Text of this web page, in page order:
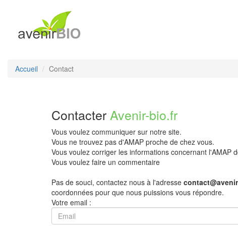
Accueil Contact
Contacter Avenir-bio.fr
Vous voulez communiquer sur notre site.
Vous ne trouvez pas d'AMAP proche de chez vous.
Vous voulez corriger les informations concernant l'AMAP
Vous voulez faire un commentaire
Pas de souci, contactez nous à l'adresse
coordonnées pour que nous puissions vous répondre.
Votre email :